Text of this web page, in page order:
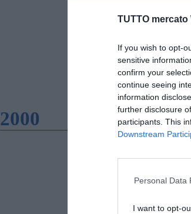
TUTTO mercato
If you wish to opt-
sensitive
confirm your
continue seeing
information
further disclosure
participants. This
Downstream
Personal Data
I want to opt-
2000